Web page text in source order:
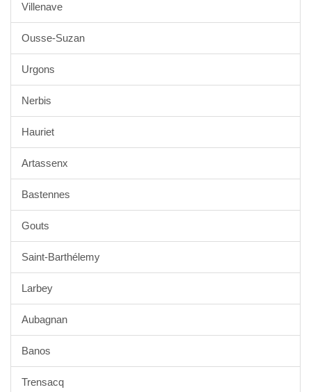
Villenave
Ousse-Suzan
Urgons
Nerbis
Hauriet
Artassenx
Bastennes
Gouts
Saint-Barthélemy
Larbey
Aubagnan
Banos
Trensacq